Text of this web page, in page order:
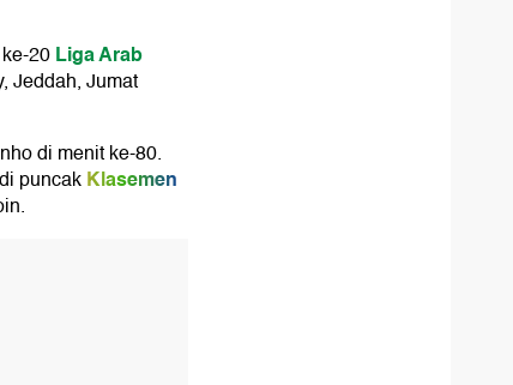
20Liga Arab
Jeddah, Jumat
di menit ke-80.
puncakKlasemen